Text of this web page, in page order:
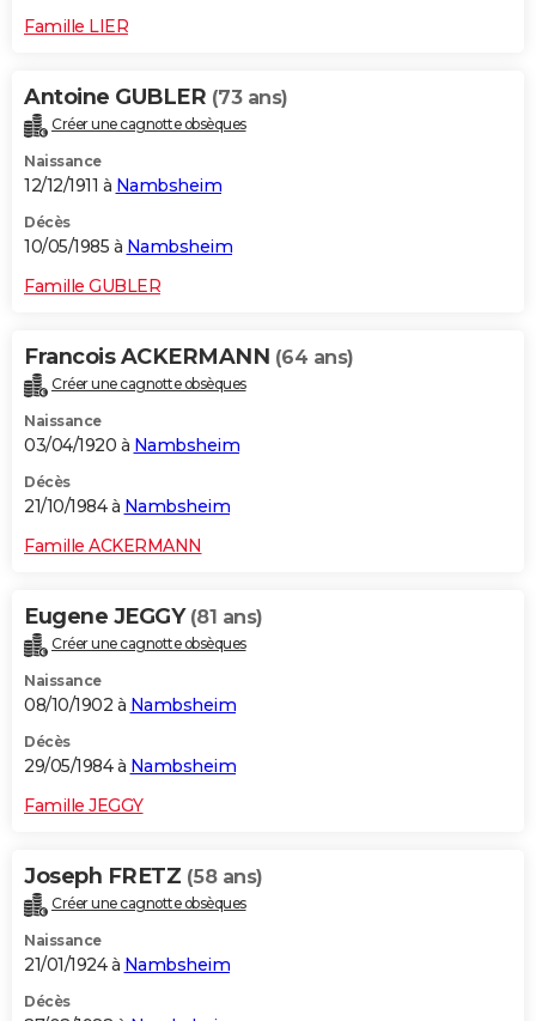
Famille LIER
Antoine GUBLER (73 ans)
Créer une cagnotte obsèques
Naissance
12/12/1911 à Nambsheim
Décès
10/05/1985 à Nambsheim
Famille GUBLER
Francois ACKERMANN (64 ans)
Créer une cagnotte obsèques
Naissance
03/04/1920 à Nambsheim
Décès
21/10/1984 à Nambsheim
Famille ACKERMANN
Eugene JEGGY (81 ans)
Créer une cagnotte obsèques
Naissance
08/10/1902 à Nambsheim
Décès
29/05/1984 à Nambsheim
Famille JEGGY
Joseph FRETZ (58 ans)
Créer une cagnotte obsèques
Naissance
21/01/1924 à Nambsheim
Décès